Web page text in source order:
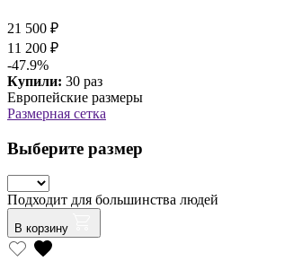
21 500 ₽
11 200 ₽
-47.9%
Купили: 30 раз
Европейские размеры
Размерная сетка
Выберите размер
Подходит для большинства людей
В корзину